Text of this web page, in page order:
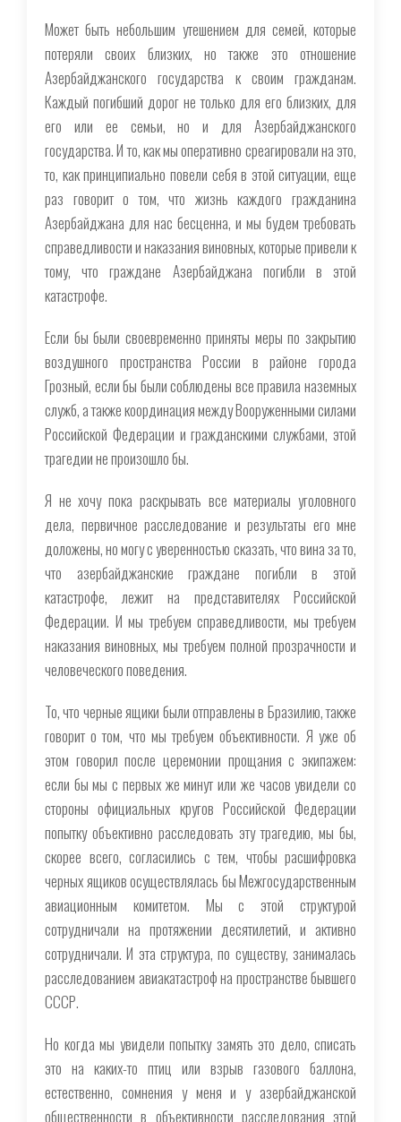
Может быть небольшим утешением для семей, которые
потеряли своих близких, но также это отношение
Азербайджанского государства к своим гражданам.
Каждый погибший дорог не только для его близких, для
его или ее семьи, но и для Азербайджанского
государства. И то, как мы оперативно среагировали на это,
то, как принципиально повели себя в этой ситуации, еще
раз говорит о том, что жизнь каждого гражданина
Азербайджана для нас бесценна, и мы будем требовать
справедливости и наказания виновных, которые привели к
тому, что граждане Азербайджана погибли в этой
катастрофе.
Если бы были своевременно приняты меры по закрытию
воздушного пространства России в районе города
Грозный, если бы были соблюдены все правила наземных
служб, а также координация между Вооруженными силами
Российской Федерации и гражданскими службами, этой
трагедии не произошло бы.
Я не хочу пока раскрывать все материалы уголовного
дела, первичное расследование и результаты его мне
доложены, но могу с уверенностью сказать, что вина за то,
что азербайджанские граждане погибли в этой
катастрофе, лежит на представителях Российской
Федерации. И мы требуем справедливости, мы требуем
наказания виновных, мы требуем полной прозрачности и
человеческого поведения.
То, что черные ящики были отправлены в Бразилию, также
говорит о том, что мы требуем объективности. Я уже об
этом говорил после церемонии прощания с экипажем:
если бы мы с первых же минут или же часов увидели со
стороны официальных кругов Российской Федерации
попытку объективно расследовать эту трагедию, мы бы,
скорее всего, согласились с тем, чтобы расшифровка
черных ящиков осуществлялась бы Межгосударственным
авиационным комитетом. Мы с этой структурой
сотрудничали на протяжении десятилетий, и активно
сотрудничали. И эта структура, по существу, занималась
расследованием авиакатастроф на пространстве бывшего
СССР.
Но когда мы увидели попытку замять это дело, списать
это на каких-то птиц или взрыв газового баллона,
естественно, сомнения у меня и у азербайджанской
общественности в объективности расследования этой